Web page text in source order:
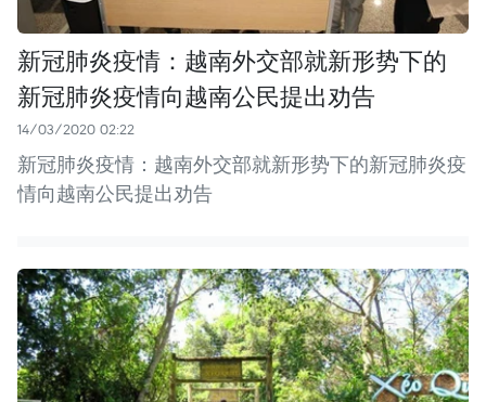
新冠肺炎疫情：越南外交部就新形势下的
新冠肺炎疫情向越南公民提出劝告
14/03/2020 02:22
新冠肺炎疫情：越南外交部就新形势下的新冠肺炎疫
情向越南公民提出劝告